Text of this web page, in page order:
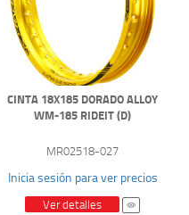
CINTA 18X185 DORADO ALLOY
WM-185 RIDEIT (D)
MR02518-027
Inicia sesión para ver precios
Ver detalles